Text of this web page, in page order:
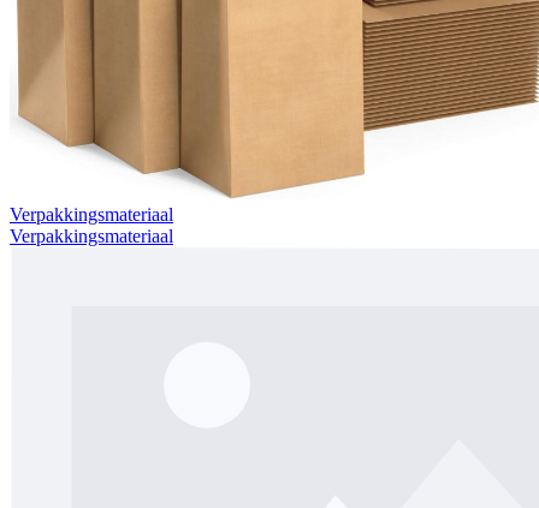
Verpakkingsmateriaal
Verpakkingsmateriaal